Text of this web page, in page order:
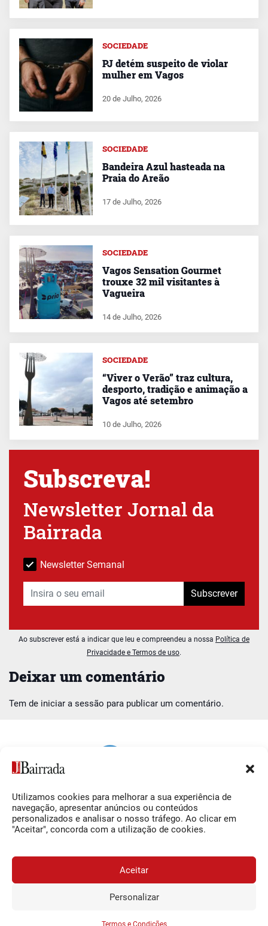
Utilizamos cookies para melhorar a sua experiência de
navegação, apresentar anúncios ou conteúdos
personalizados e analisar o nosso tráfego. Ao clicar em
"Aceitar", concorda com a utilização de cookies.
Aceitar
Personalizar
Termos e Condições
Deixar um comentário
Tem de iniciar a sessão para publicar um comentário.
SOCIEDADE
PJ detém suspeito de violar
mulher em Vagos
20 de Julho, 2026
SOCIEDADE
Bandeira Azul hasteada na
Praia do Areão
17 de Julho, 2026
SOCIEDADE
Vagos Sensation Gourmet
trouxe 32 mil visitantes à
Vagueira
14 de Julho, 2026
SOCIEDADE
“Viver o Verão” traz cultura,
desporto, tradição e animação a
Vagos até setembro
10 de Julho, 2026
Subscreva!
Newsletter Jornal da
Bairrada
Newsletter Semanal
Subscrever
Ao subscrever está a indicar que leu e compreendeu a nossa Política de
Privacidade e Termos de uso.
0,34€/semana
Siga-nos
Facebook
O Jornal da Bairrada
Contactos
Termos e Condições
© 2026 Jornal da Bairrada